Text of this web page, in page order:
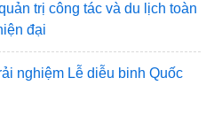
trị công tác và du lịch toàn
đại
nghiệm Lễ diễu binh Quốc